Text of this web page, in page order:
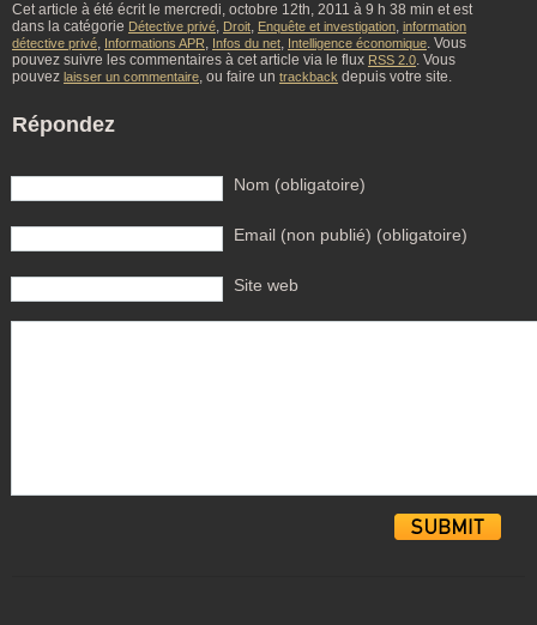
Cet article à été écrit le mercredi, octobre 12th, 2011 à 9 h 38 min et est
dans la catégorie Détective privé, Droit, Enquête et investigation, information
détective privé, Informations APR, Infos du net, Intelligence économique. Vous
pouvez suivre les commentaires à cet article via le flux RSS 2.0. Vous
pouvez laisser un commentaire, ou faire un trackback depuis votre site.
Répondez
Nom (obligatoire)
Email (non publié) (obligatoire)
Site web